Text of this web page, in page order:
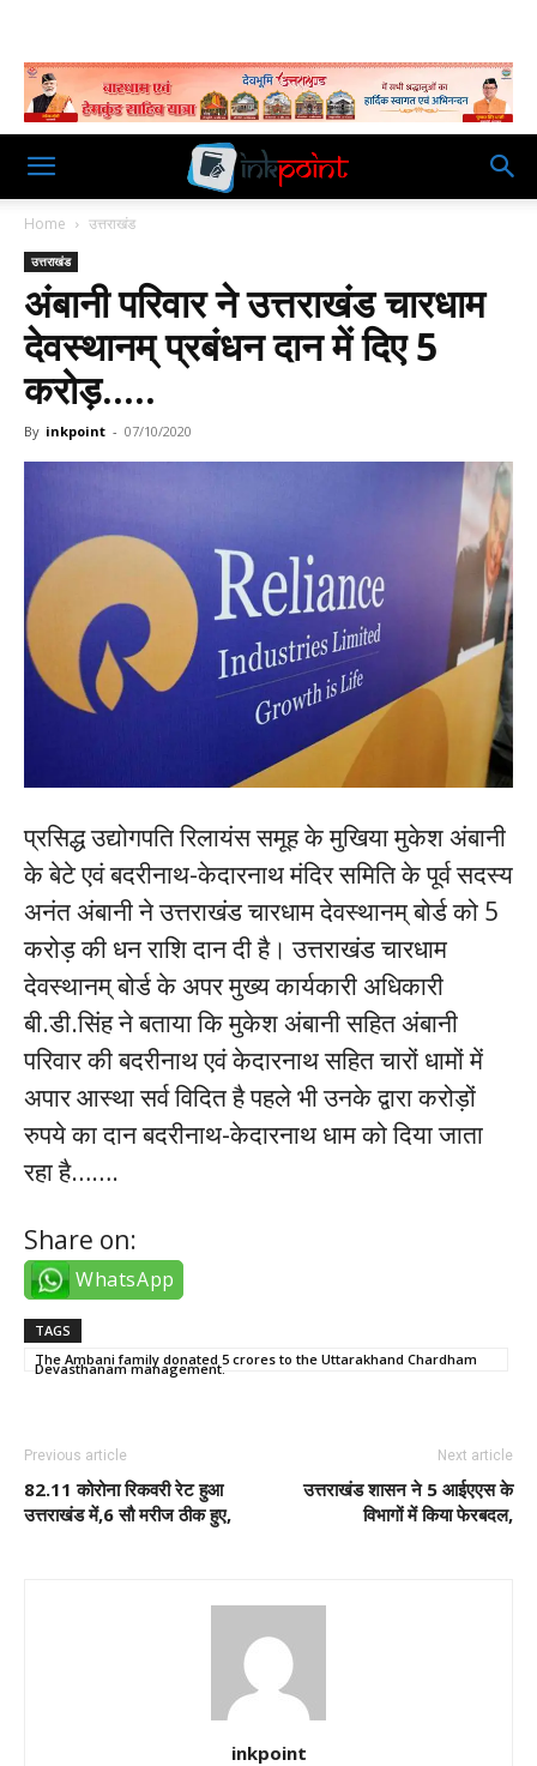
Home उत्तराखंड
उत्तराखंड
अंबानी परिवार ने उत्तराखंड चारधाम
देवस्थानम् प्रबंधन दान में दिए 5
करोड़…..
By inkpoint - 07/10/2020
प्रसिद्ध उद्योगपति रिलायंस समूह के मुखिया मुकेश अंबानी
के बेटे एवं बदरीनाथ-केदारनाथ मंदिर समिति के पूर्व सदस्य
अनंत अंबानी ने उत्तराखंड चारधाम देवस्थानम् बोर्ड को 5
करोड़ की धन राशि दान दी है। उत्तराखंड चारधाम
देवस्थानम् बोर्ड के अपर मुख्य कार्यकारी अधिकारी
बी.डी.सिंह ने बताया कि मुकेश अंबानी सहित अंबानी
परिवार की बदरीनाथ एवं केदारनाथ सहित चारों धामों में
अपार आस्था सर्व विदित है पहले भी उनके द्वारा करोड़ों
रुपये का दान बदरीनाथ-केदारनाथ धाम को दिया जाता
रहा है…….
Share on:
WhatsApp
TAGS
The Ambani family donated 5 crores to the Uttarakhand Chardham
Devasthanam management.
Previous article
82.11 कोरोना रिकवरी रेट हुआ
उत्तराखंड में,6 सौ मरीज ठीक हुए,
Next article
उत्तराखंड शासन ने 5 आईएएस के
विभागों में किया फेरबदल,
inkpoint